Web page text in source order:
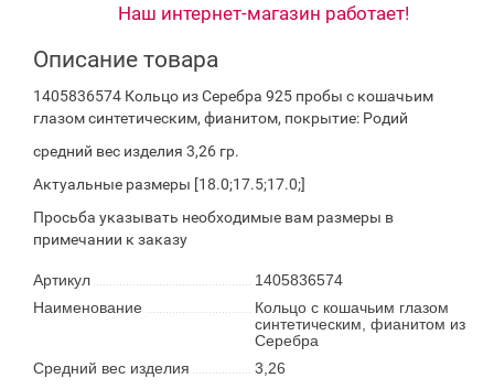
Наш интернет-магазин работает!
Описание товара
1405836574 Кольцо из Серебра 925 пробы с кошачьим
глазом синтетическим, фианитом, покрытие: Родий
средний вес изделия 3,26 гр.
Актуальные размеры [18.0;17.5;17.0;]
Просьба указывать необходимые вам размеры в
примечании к заказу
Артикул
1405836574
Наименование
Кольцо с кошачьим глазом
синтетическим, фианитом из
Серебра
Средний вес изделия
3,26